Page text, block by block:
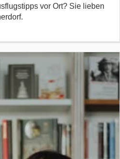
vor Ort? Sie lieben